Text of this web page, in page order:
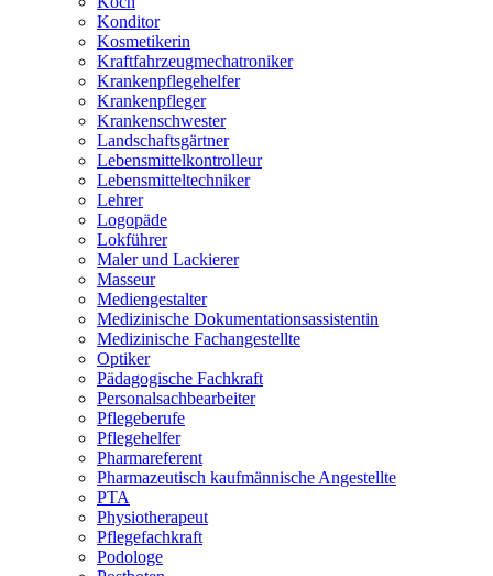
Konditor
Kosmetikerin
Kraftfahrzeugmechatroniker
Krankenpflegehelfer
Krankenpfleger
Krankenschwester
Landschaftsgärtner
Lebensmittelkontrolleur
Lebensmitteltechniker
Lehrer
Logopäde
Lokführer
Maler und Lackierer
Masseur
Mediengestalter
Medizinische Dokumentationsassistentin
Medizinische Fachangestellte
Optiker
Pädagogische Fachkraft
Personalsachbearbeiter
Pflegeberufe
Pflegehelfer
Pharmareferent
Pharmazeutisch kaufmännische Angestellte
PTA
Physiotherapeut
Pflegefachkraft
Podologe